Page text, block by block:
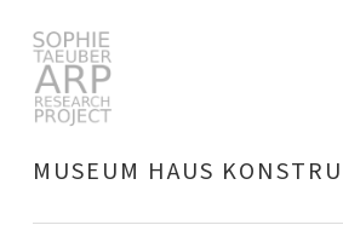
Suchen
MUSEUM HAUS